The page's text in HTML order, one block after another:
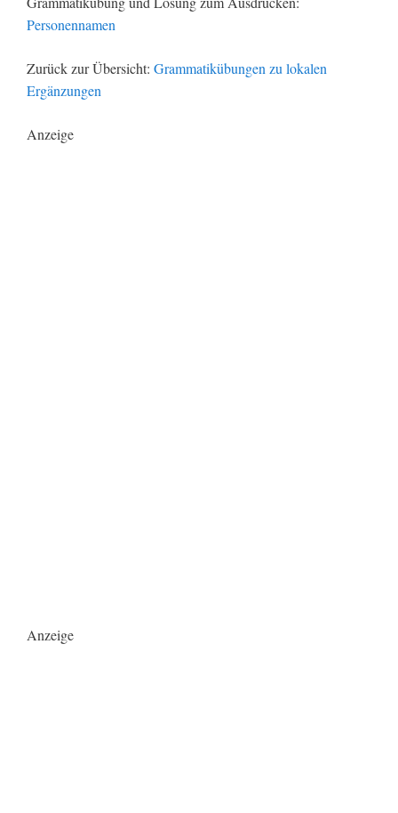
Personennamen
Zurück zur Übersicht: Grammatikübungen zu lokalen
Ergänzungen
Anzeige
Anzeige